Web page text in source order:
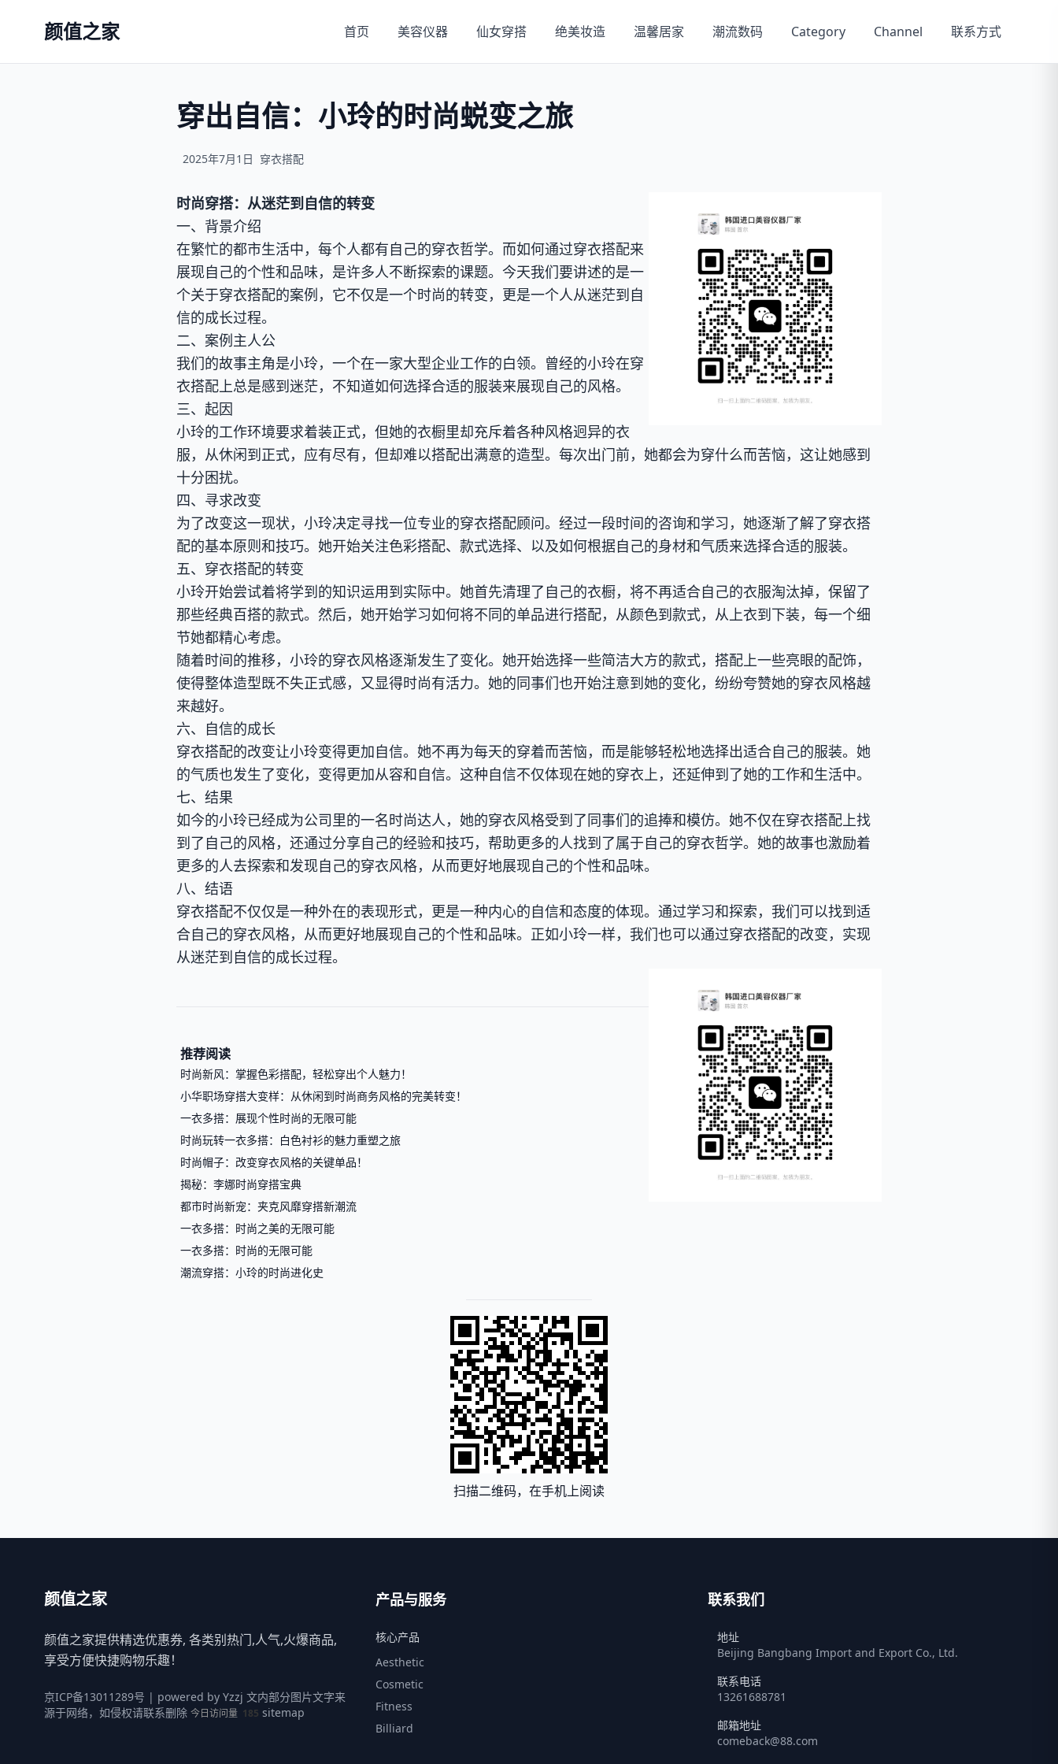
颜值之家 首页 美容仪器 仙女穿搭 绝美妆造 温馨居家 潮流数码 Category Channel 联系方式
穿出自信：小玲的时尚蜕变之旅
2025年7月1日 穿衣搭配
时尚穿搭：从迷茫到自信的转变
一、背景介绍
在繁忙的都市生活中，每个人都有自己的穿衣哲学。而如何通过穿衣搭配来
展现自己的个性和品味，是许多人不断探索的课题。今天我们要讲述的是一
个关于穿衣搭配的案例，它不仅是一个时尚的转变，更是一个人从迷茫到自
信的成长过程。
二、案例主人公
我们的故事主角是小玲，一个在一家大型企业工作的白领。曾经的小玲在穿
衣搭配上总是感到迷茫，不知道如何选择合适的服装来展现自己的风格。
三、起因
小玲的工作环境要求着装正式，但她的衣橱里却充斥着各种风格迥异的衣
服，从休闲到正式，应有尽有，但却难以搭配出满意的造型。每次出门前，她都会为穿什么而苦恼，这让她感到
十分困扰。
四、寻求改变
为了改变这一现状，小玲决定寻找一位专业的穿衣搭配顾问。经过一段时间的咨询和学习，她逐渐了解了穿衣搭
配的基本原则和技巧。她开始关注色彩搭配、款式选择、以及如何根据自己的身材和气质来选择合适的服装。
五、穿衣搭配的转变
小玲开始尝试着将学到的知识运用到实际中。她首先清理了自己的衣橱，将不再适合自己的衣服淘汰掉，保留了
那些经典百搭的款式。然后，她开始学习如何将不同的单品进行搭配，从颜色到款式，从上衣到下装，每一个细
节她都精心考虑。
随着时间的推移，小玲的穿衣风格逐渐发生了变化。她开始选择一些简洁大方的款式，搭配上一些亮眼的配饰，
使得整体造型既不失正式感，又显得时尚有活力。她的同事们也开始注意到她的变化，纷纷夸赞她的穿衣风格越
来越好。
六、自信的成长
穿衣搭配的改变让小玲变得更加自信。她不再为每天的穿着而苦恼，而是能够轻松地选择出适合自己的服装。她
的气质也发生了变化，变得更加从容和自信。这种自信不仅体现在她的穿衣上，还延伸到了她的工作和生活中。
七、结果
如今的小玲已经成为公司里的一名时尚达人，她的穿衣风格受到了同事们的追捧和模仿。她不仅在穿衣搭配上找
到了自己的风格，还通过分享自己的经验和技巧，帮助更多的人找到了属于自己的穿衣哲学。她的故事也激励着
更多的人去探索和发现自己的穿衣风格，从而更好地展现自己的个性和品味。
八、结语
穿衣搭配不仅仅是一种外在的表现形式，更是一种内心的自信和态度的体现。通过学习和探索，我们可以找到适
合自己的穿衣风格，从而更好地展现自己的个性和品味。正如小玲一样，我们也可以通过穿衣搭配的改变，实现
从迷茫到自信的成长过程。
推荐阅读
时尚新风：掌握色彩搭配，轻松穿出个人魅力！
小华职场穿搭大变样：从休闲到时尚商务风格的完美转变！
一衣多搭：展现个性时尚的无限可能
时尚玩转一衣多搭：白色衬衫的魅力重塑之旅
时尚帽子：改变穿衣风格的关键单品！
揭秘：李娜时尚穿搭宝典
都市时尚新宠：夹克风靡穿搭新潮流
一衣多搭：时尚之美的无限可能
一衣多搭：时尚的无限可能
潮流穿搭：小玲的时尚进化史
扫描二维码，在手机上阅读
颜值之家
颜值之家提供精选优惠券, 各类别热门,人气,火爆商品,
享受方便快捷购物乐趣！
京ICP备13011289号 | powered by Yzzj 文内部分图片文字来
源于网络，如侵权请联系删除 今日访问量 185 sitemap
产品与服务
核心产品
Aesthetic
Cosmetic
Fitness
Billiard
联系我们
地址
Beijing Bangbang Import and Export Co., Ltd.
联系电话
13261688781
邮箱地址
comeback@88.com